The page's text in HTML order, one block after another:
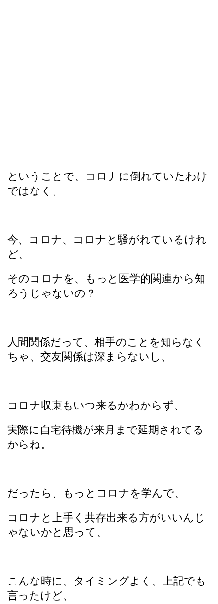
ということで、コロナに倒れていたわけ
ではなく、
今、コロナ、コロナと騒がれているけれ
ど、
そのコロナを、もっと医学的関連から知
ろうじゃないの？
人間関係だって、相手のことを知らなく
ちゃ、交友関係は深まらないし、
コロナ収束もいつ来るかわからず、
実際に自宅待機が来月まで延期されてる
からね。
だったら、もっとコロナを学んで、
コロナと上手く共存出来る方がいいんじ
ゃないかと思って、
こんな時に、タイミングよく、上記でも
言ったけど、